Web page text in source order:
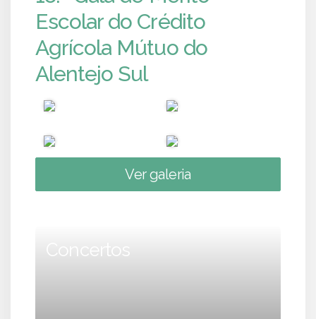
Escolar do Crédito
Agrícola Mútuo do
Alentejo Sul
Ver galeria
Concertos